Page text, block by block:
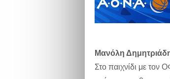
Μανόλη
Στο παιχνίδι με τον